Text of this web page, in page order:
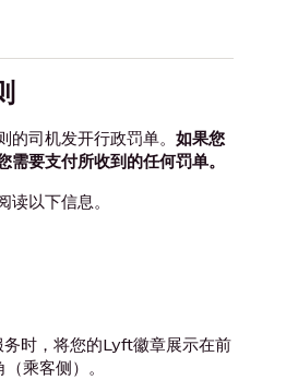
司机发开行政罚单。 如果您
要支付所收到的任何罚单。
以下信息。
时，将您的Lyft徽章展示在前
乘客侧）。